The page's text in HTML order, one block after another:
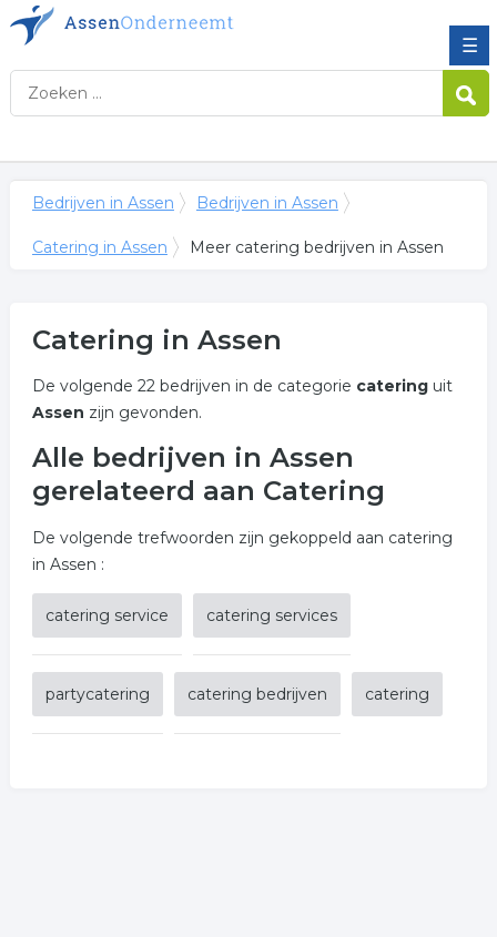
☰
Bedrijven in Assen Bedrijven in Assen
Catering in Assen Meer catering bedrijven in Assen
Catering in Assen
De volgende 22 bedrijven in de categorie cateringuit
Assen zijn gevonden.
Alle bedrijven in Assen
gerelateerd aan Catering
De volgende trefwoorden zijn gekoppeld aan catering
in Assen :
catering service catering services
partycatering catering bedrijven catering